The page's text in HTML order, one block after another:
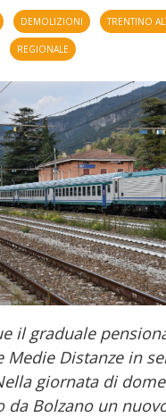
DEMOLIZIONI TRENTINO
REGIONALE
il graduale
Medie Distanze in
giornata di
da Bolzano un